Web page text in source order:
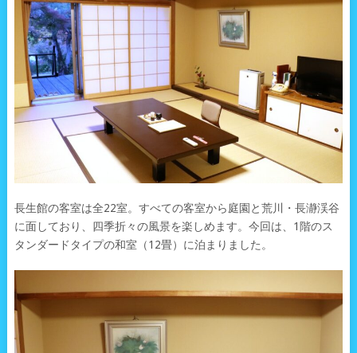
長生館の客室は全22室。すべての客室から庭園と荒川・長瀞渓谷
に面しており、四季折々の風景を楽しめます。今回は、1階のス
タンダードタイプの和室（12畳）に泊まりました。